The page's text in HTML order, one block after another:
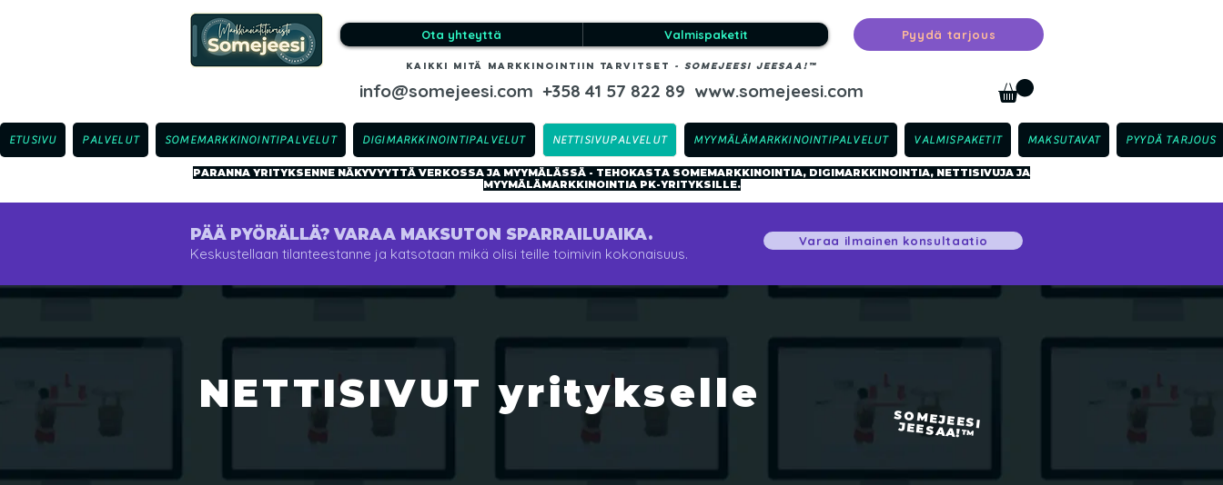
Ota yhteyttä Valmispaketit Pyydä tarjous
Kaikki mitä markkinointiin tarvitset -​ SOMEJEESI JEESAA!™
info@somejeesi.com +358 41 57 822 89 www.somejeesi.com
ETUSIVU PALVELUT SOMEMARKKINOINTIPALVELUT DIGIMARKKINOINTIPALVELUT NETTISIVUPALVELUT MYYMÄLÄMARKKINOINTIPALVELUT VALMISPAKETIT MAKSUTAVAT PYYDÄ TARJOUS
PARANNA YRITYKSENNE NÄKYVYYTTÄ VERKOSSA JA MYYMÄLÄSSÄ - TEHOKASTA SOMEMARKKINOINTIA, DIGIMARKKINOINTIA, NETTISIVUJA JA
MYYMÄLÄMARKKINOINTIA PK-YRITYKSILLE.
PÄÄ PYÖRÄLLÄ? VARAA MAKSUTON SPARRAILUAIKA.
Keskustellaan tilanteestanne ja katsotaan mikä olisi teille toimivin kokonaisuus.
Varaa ilmainen konsultaatio
NETTISIVUT yritykselle
SOMEJEESI
JEESAA!™